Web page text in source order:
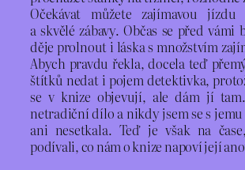
Očekávat můžete zajímavou
a skvělé zábavy. Občas se před vámi
děje prolnout i láska s množstvím
Abych pravdu řekla, docela teď
štítků nedat i pojem detektivka,
se v knize objevují, ale dám jí
netradiční dílo a nikdy jsem se s
ani nesetkala. Teď je však na
podívali, co nám o knize napoví její